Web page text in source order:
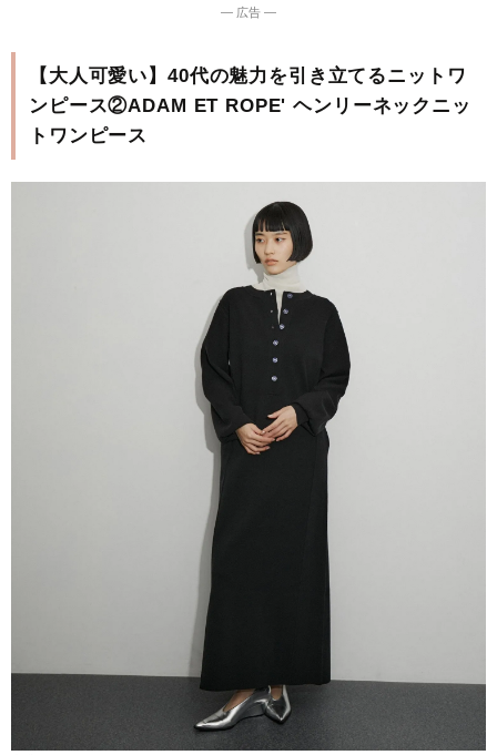
― 広告 ―
【大人可愛い】40代の魅力を引き立てるニットワ
ンピース②ADAM ET ROPE' ヘンリーネックニッ
トワンピース